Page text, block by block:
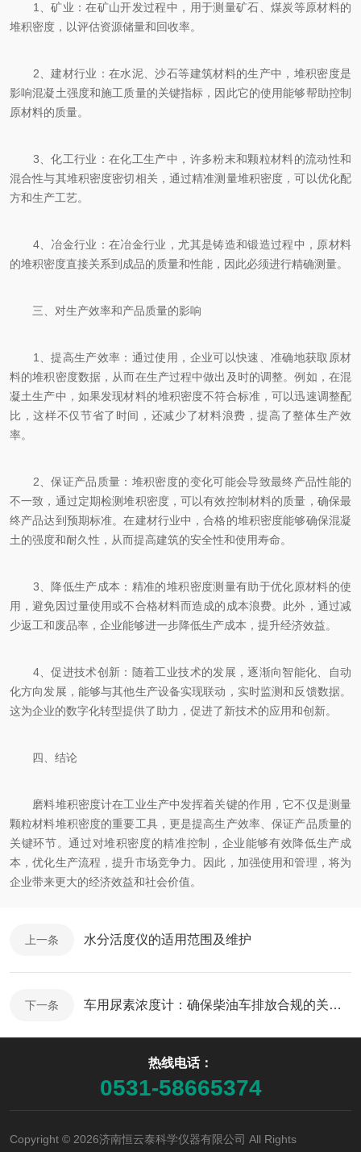
1、矿业：在矿山开发过程中，用于测量矿石、煤炭等原材料的
堆积密度，以评估资源储量和回收率。
2、建材行业：在水泥、沙石等建筑材料的生产中，堆积密度是
影响混凝土强度和施工质量的关键指标，因此它的使用能够帮助控制
原材料的质量。
3、化工行业：在化工生产中，许多粉末和颗粒材料的流动性和
混合性与其堆积密度密切相关，通过精准测量堆积密度，可以优化配
方和生产工艺。
4、冶金行业：在冶金行业，尤其是铸造和锻造过程中，原材料
的堆积密度直接关系到成品的质量和性能，因此必须进行精确测量。
三、对生产效率和产品质量的影响
1、提高生产效率：通过使用，企业可以快速、准确地获取原材
料的堆积密度数据，从而在生产过程中做出及时的调整。例如，在混
凝土生产中，如果发现材料的堆积密度不符合标准，可以迅速调整配
比，这样不仅节省了时间，还减少了材料浪费，提高了整体生产效
率。
2、保证产品质量：堆积密度的变化可能会导致最终产品性能的
不一致，通过定期检测堆积密度，可以有效控制材料的质量，确保最
终产品达到预期标准。在建材行业中，合格的堆积密度能够确保混凝
土的强度和耐久性，从而提高建筑的安全性和使用寿命。
3、降低生产成本：精准的堆积密度测量有助于优化原材料的使
用，避免因过量使用或不合格材料而造成的成本浪费。此外，通过减
少返工和废品率，企业能够进一步降低生产成本，提升经济效益。
4、促进技术创新：随着工业技术的发展，逐渐向智能化、自动
化方向发展，能够与其他生产设备实现联动，实时监测和反馈数据。
这为企业的数字化转型提供了助力，促进了新技术的应用和创新。
四、结论
磨料堆积密度计在工业生产中发挥着关键的作用，它不仅是测量
颗粒材料堆积密度的重要工具，更是提高生产效率、保证产品质量的
关键环节。通过对堆积密度的精准控制，企业能够有效降低生产成
本，优化生产流程，提升市场竞争力。因此，加强使用和管理，将为
企业带来更大的经济效益和社会价值。
上一条 水分活度仪的适用范围及维护
下一条 车用尿素浓度计：确保柴油车排放合规的关键工具
热线电话：
0531-58665374
Copyright © 2026济南恒云泰科学仪器有限公司 All Rights